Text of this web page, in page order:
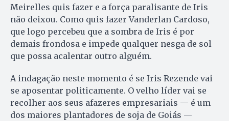
Meirelles quis fazer e a força paralisante de Iris
não deixou. Como quis fazer Van­derlan Cardoso,
que logo percebeu que a sombra de Iris é por
demais frondosa e impede qualquer nesga de sol
que possa acalentar outro alguém.
A indagação neste momento é se Iris Rezende vai
se aposentar politicamente. O velho líder vai se
recolher aos seus afazeres empresariais — é um
dos maiores plantadores de soja de Goiás —